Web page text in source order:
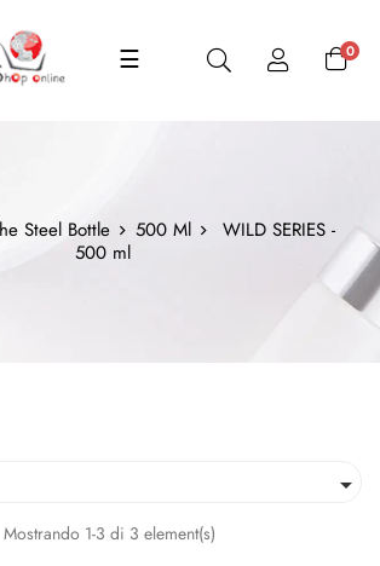
navigazione
☰ 0
Steel Bottle 500 Ml
WILD SERIES -
500 ml

Mostrando 1-3 di 3 element(s)